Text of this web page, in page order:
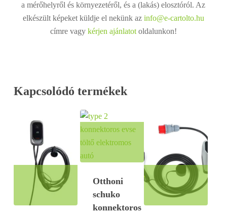
a mérőhelyről és környezetéről, és a (lakás) elosztóról. Az
elkészült képeket küldje el nekünk az info@e-cartolto.hu
címre vagy kérjen ajánlatotoldalunkon!
Kapcsolódó termékek
Otthoni
schuko
konnektoros